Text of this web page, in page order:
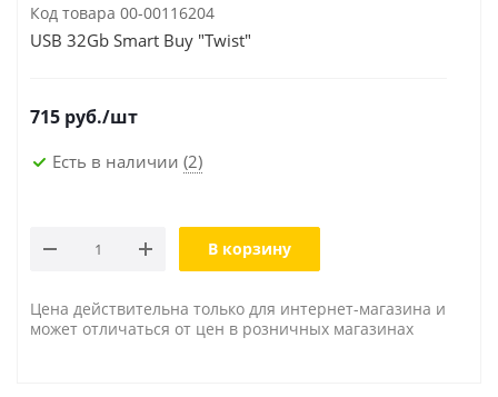
Код товара 00-00116204
USB 32Gb Smart Buy "Twist"
715 руб./шт
Есть в наличии (2)
В корзину
Цена действительна только для интернет-магазина и
может отличаться от цен в розничных магазинах